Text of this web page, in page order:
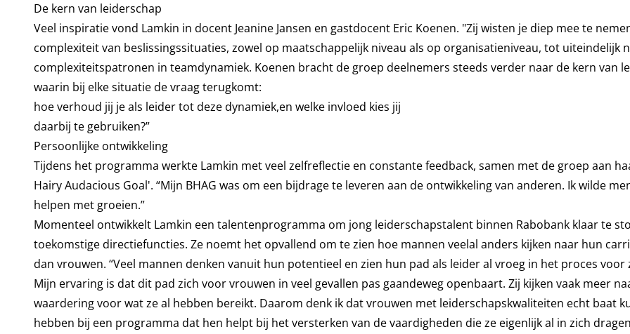
De kern van leiderschap
Veel inspiratie vond Lamkin in docent Jeanine Jansen en gastdocent Eric Koenen. "Zij wisten je diep mee te
complexiteit van beslissingssituaties, zowel op maatschappelijk niveau als op organisatieniveau, tot uiteindelijk
complexiteitspatronen in teamdynamiek. Koenen bracht de groep deelnemers steeds verder naar de kern van
waarin bij elke situatie de vraag terugkomt:
hoe verhoud jij je als leider tot deze dynamiek,en welke invloed kies jij
daarbij te gebruiken?”
Persoonlijke ontwikkeling
Tijdens het programma werkte Lamkin met veel zelfreflectie en constante feedback, samen met de groep aan
Hairy Audacious Goal'. “Mijn BHAG was om een bijdrage te leveren aan de ontwikkeling van anderen. Ik wilde
helpen met groeien.”
Momenteel ontwikkelt Lamkin een talentenprogramma om jong leiderschapstalent binnen Rabobank klaar te
toekomstige directiefuncties. Ze noemt het opvallend om te zien hoe mannen veelal anders kijken naar hun
dan vrouwen. “Veel mannen denken vanuit hun potentieel en zien hun pad als leider al vroeg in het proces voor
Mijn ervaring is dat dit pad zich voor vrouwen in veel gevallen pas gaandeweg openbaart. Zij kijken vaak meer
waardering voor wat ze al hebben bereikt. Daarom denk ik dat vrouwen met leiderschapskwaliteiten echt baat
hebben bij een programma dat hen helpt bij het versterken van de vaardigheden die ze eigenlijk al in zich